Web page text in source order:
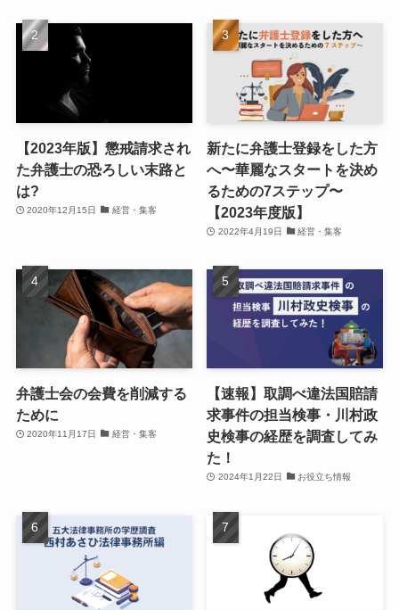
【2023年版】懲戒請求され
た弁護士の恐ろしい末路と
は?
2020年12月15日 経営・集客
新たに弁護士登録をした方
へ〜華麗なスタートを決め
るための7ステップ〜
【2023年度版】
2022年4月19日 経営・集客
弁護士会の会費を削減する
ために
2020年11月17日 経営・集客
【速報】取調べ違法国賠請
求事件の担当検事・川村政
史検事の経歴を調査してみ
た！
2024年1月22日 お役立ち情報